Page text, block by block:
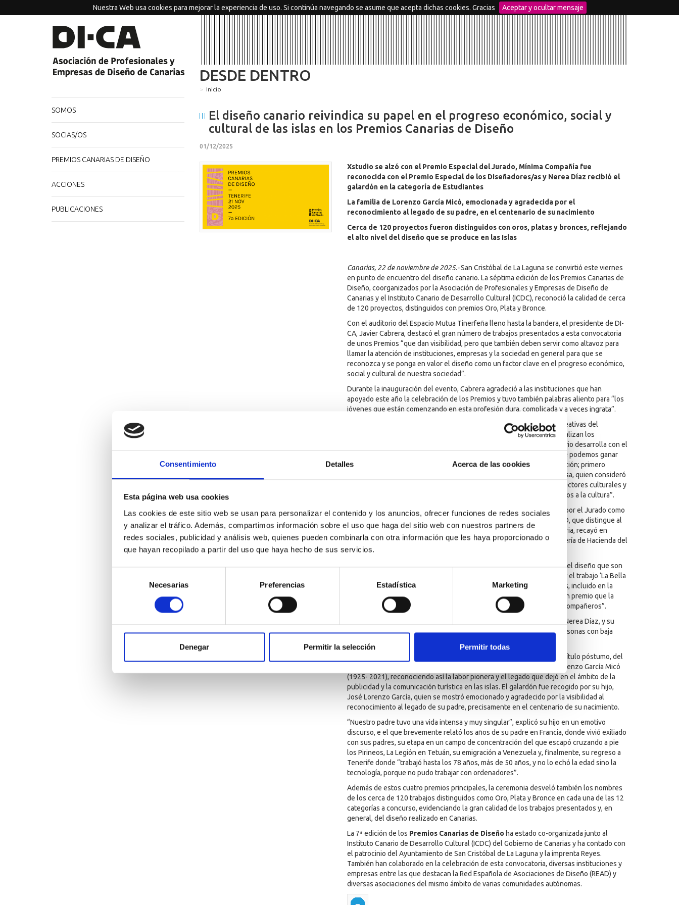
Nuestra Web usa cookies para mejorar la experiencia de uso. Si continúa navegando se asume que acepta dichas cookies. Gracias Aceptar y ocultar mensaje
Consentimiento Detalles Acerca de las cookies
Esta página web usa cookies
Las cookies de este sitio web se usan para personalizar el contenido y los anuncios, ofrecer funciones de redes sociales
y analizar el tráfico. Además, compartimos información sobre el uso que haga del sitio web con nuestros partners de
redes sociales, publicidad y análisis web, quienes pueden combinarla con otra información que les haya proporcionado o
que hayan recopilado a partir del uso que haya hecho de sus servicios.
consentimiento
Necesarias Preferencias Estadística Marketing
Denegar Permitir la selección Permitir todas
SOMOS
SOCIAS/OS
PREMIOS CANARIAS DE DISEÑO
ACCIONES
PUBLICACIONES
DESDE DENTRO
Inicio
El diseño canario reivindica su papel en el progreso económico, social y
cultural de las islas en los Premios Canarias de Diseño
01/12/2025
Xstudio se alzó con el Premio Especial del Jurado, Mínima Compañía fue
reconocida con el Premio Especial de los Diseñadores/as y Nerea Díaz recibió el
galardón en la categoría de Estudiantes
La familia de Lorenzo García Micó, emocionada y agradecida por el
reconocimiento al legado de su padre, en el centenario de su nacimiento
Cerca de 120 proyectos fueron distinguidos con oros, platas y bronces, reflejando
el alto nivel del diseño que se produce en las Islas
Canarias, 22 de noviembre de 2025.-San Cristóbal de La Laguna se convirtió este viernes
en punto de encuentro del diseño canario. La séptima edición de los Premios Canarias de
Diseño, coorganizados por la Asociación de Profesionales y Empresas de Diseño de
Canarias y el Instituto Canario de Desarrollo Cultural (ICDC), reconoció la calidad de cerca
de 120 proyectos, distinguidos con premios Oro, Plata y Bronce.
Con el auditorio del Espacio Mutua Tinerfeña lleno hasta la bandera, el presidente de DI-
CA, Javier Cabrera, destacó el gran número de trabajos presentados a esta convocatoria
de unos Premios “que dan visibilidad, pero que también deben servir como altavoz para
llamar la atención de instituciones, empresas y la sociedad en general para que se
reconozca y se ponga en valor el diseño como un factor clave en el progreso económico,
social y cultural de nuestra sociedad”.
Durante la inauguración del evento, Cabrera agradeció a las instituciones que han
apoyado este año la celebración de los Premios y tuvo también palabras aliento para “los
jóvenes que están comenzando en esta profesión dura, complicada y a veces ingrata”.
Por su parte, el director general de Innovación Cultural e Industrias Creativas del
Gobierno de Canarias, Cristóbal de la Rosa, agradeció el trabajo que realizan los
diseñadores y nombró algunos de los proyectos que el ejecutivo canario desarrolla con el
apoyo de estos profesionales, manteniendo así “una relación en la que podemos ganar
todos”. “Antes que la creatividad hay un proceso que se llama imaginación; primero
imaginamos y luego con talento conseguimos crear”, aseguró de la Rosa, quien consideró
que “los sectores más preparados para imaginar mundos, somos los sectores culturales y
ese papel es una enorme oportunidad para todos los que nos dedicamos a la cultura”.
A lo largo de la gala se desvelaron los proyectos más valorados tanto por el Jurado como
por el colectivo de diseñadores. Así, el Premio Canarias de Diseño ORO, que distingue al
mejor trabajo entre todas las categorías a concurso en esta convocatoria, recayó en
Xstudio, por su proyecto de interiorismo para las oficinas de la Consejería de Hacienda del
Gobierno de Canarias, H Oficinas.
El Premio Especial de los Diseñadores, elegido por los profesionales del diseño que son
miembros de DI-CA, fue este año para el estudio Mínima Compañía, por el trabajo ‘La Bella
Lola’, un trabajo de gráfica aplicada a envase, en este caso de cervezas, incluido en la
categoría depackaging
y realizado para la Barcelona Beer Company, un premio que la
compañía recogió con “especial orgullo por el reconocimiento de los compañeros”.
Otro de los grandes premios, el Premio Especial Estudiantes fue para Nerea Díaz, y su
proyecto ‘Retina’, una plataforma de recursos sobre tipografía para personas con baja
Uno de los momentos más significativos de la noche fue la entrega, a título póstumo, del
Premio Canarias de Diseño a la Trayectoria al dibujante y diseñador Lorenzo García Micó
(1925- 2021), reconociendo así la labor pionera y el legado que dejó en el ámbito de la
publicidad y la comunicación turística en las islas. El galardón fue recogido por su hijo,
José Lorenzo García, quien se mostró emocionado y agradecido por la visibilidad al
reconocimiento al legado de su padre, precisamente en el centenario de su nacimiento.
“Nuestro padre tuvo una vida intensa y muy singular”, explicó su hijo en un emotivo
discurso, e el que brevemente relató los años de su padre en Francia, donde vivió exiliado
con sus padres, su etapa en un campo de concentración del que escapó cruzando a pie
los Pirineos, La Legión en Tetuán, su emigración a Venezuela y, finalmente, su regreso a
Tenerife donde “trabajó hasta los 78 años, más de 50 años, y no lo echó la edad sino la
tecnología, porque no pudo trabajar con ordenadores”.
Además de estos cuatro premios principales, la ceremonia desveló también los nombres
de los cerca de 120 trabajos distinguidos como Oro, Plata y Bronce en cada una de las 12
categorías a concurso, evidenciando la gran calidad de los trabajos presentados y, en
general, del diseño realizado en Canarias.
La 7ª edición de los Premios Canarias de Diseño ha estado co-organizada junto al
Instituto Canario de Desarrollo Cultural (ICDC) del Gobierno de Canarias y ha contado con
el patrocinio del Ayuntamiento de San Cristóbal de La Laguna y la imprenta Reyes.
También han colaborado en la celebración de esta convocatoria, diversas instituciones y
empresas entre las que destacan la Red Española de Asociaciones de Diseño (READ) y
diversas asociaciones del mismo ámbito de varias comunidades autónomas.